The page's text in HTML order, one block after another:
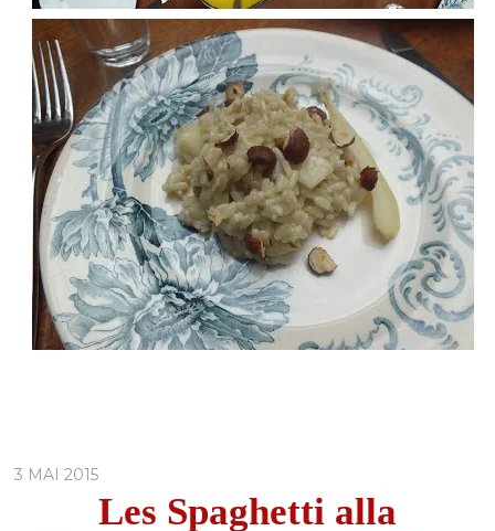
3 MAI 2015
Les Spaghetti alla